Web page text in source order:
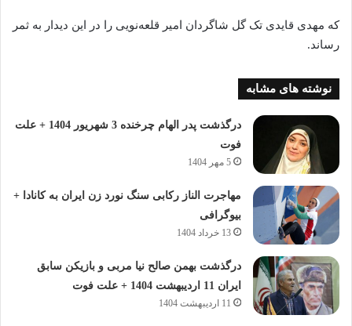
که مهدی قایدی تک گل شاگردان امیر قلعه‌نویی را در این دیدار به ثمر
رساند.
نوشته های مشابه
درگذشت پدر الهام چرخنده 3 شهریور 1404 + علت
فوت
5 مهر 1404
مهاجرت الناز رکابی سنگ نورد زن ایران به کانادا +
بیوگرافی
13 خرداد 1404
درگذشت بهمن صالح‌ نیا مربی و بازیکن سابق
ایران 11 اردیبهشت 1404 + علت فوت
11 اردیبهشت 1404